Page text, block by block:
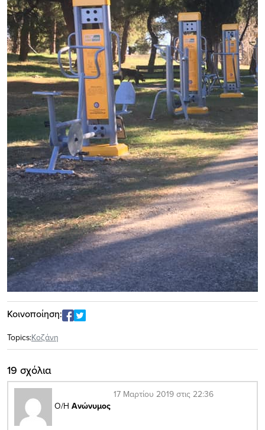
Κοινοποίηση:
Topics:Κοζάνη
19 σχόλια
Ο/Η Ανώνυμος
17 Μαρτίου 2019 στις 22:36